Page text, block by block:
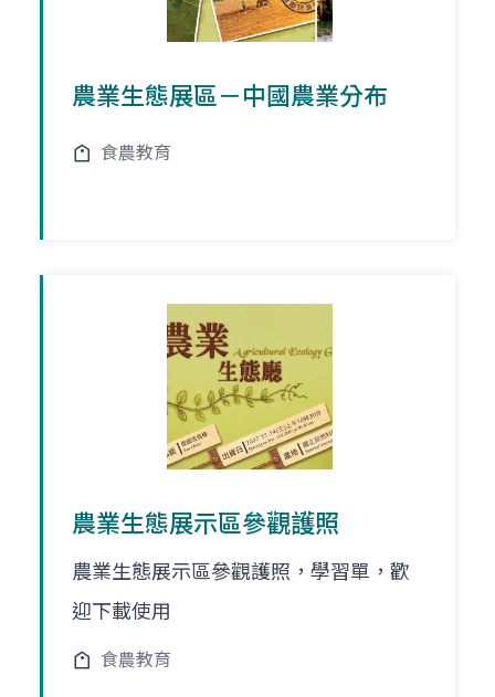
農業生態展區－中國農業分布
食農教育
農業生態展示區參觀護照
農業生態展示區參觀護照，學習單，歡
迎下載使用
食農教育